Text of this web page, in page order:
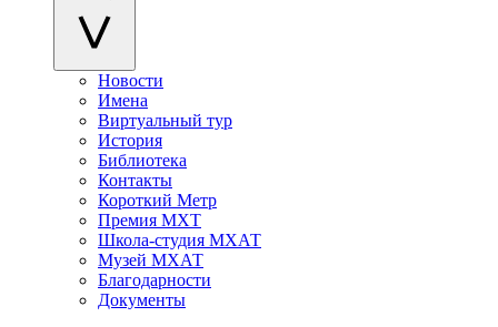
Новости
Имена
Виртуальный тур
История
Библиотека
Контакты
Короткий Метр
Премия МХТ
Школа-студия МХАТ
Музей МХАТ
Благодарности
Документы